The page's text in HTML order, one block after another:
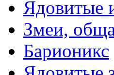
Ядовитые
Змеи,
Барионикс